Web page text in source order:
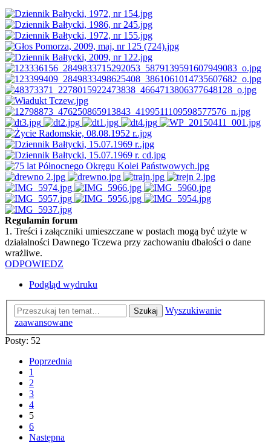
Regulamin forum
1. Treści i załączniki umieszczane w postach mogą być użyte w
działalności Dawnego Tczewa przy zachowaniu dbałości o dane
wrażliwe.
ODPOWIEDZ
Podgląd wydruku
Szukaj
Wyszukiwanie
zaawansowane
Posty: 52
Poprzednia
1
2
3
4
5
6
Następna